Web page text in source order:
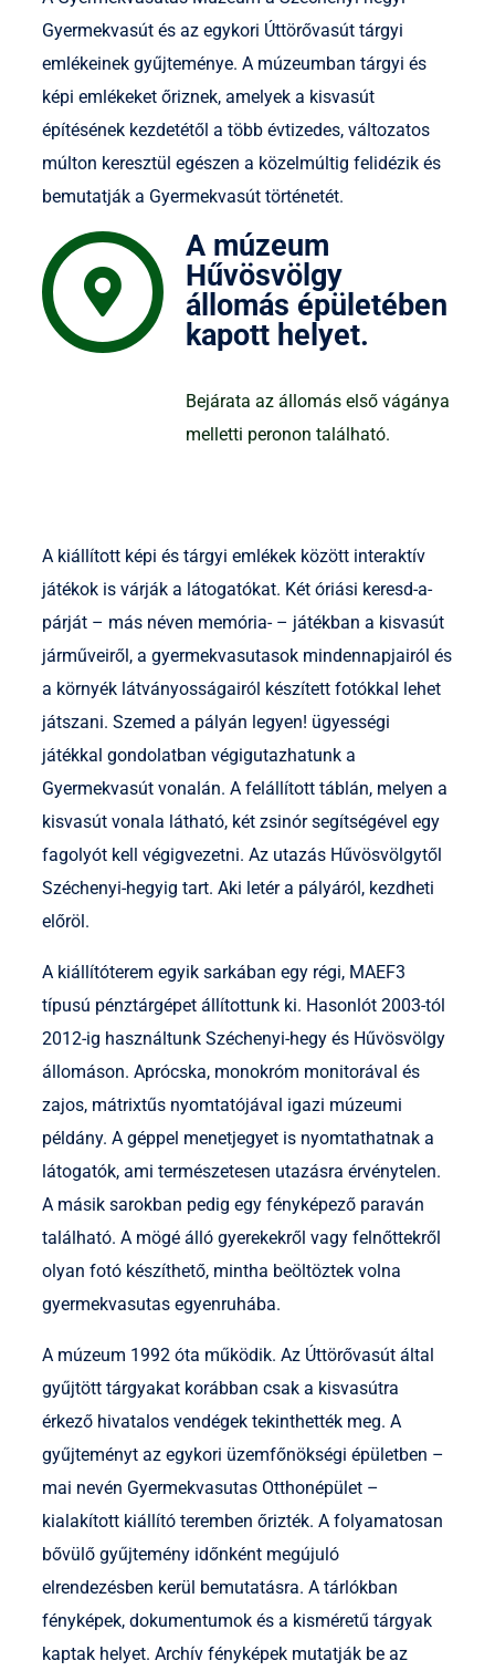
Gyermekvasút és az egykori Úttörővasút tárgyi
emlékeinek gyűjteménye. A múzeumban tárgyi és
képi emlékeket őriznek, amelyek a kisvasút
építésének kezdetétől a több évtizedes, változatos
múlton keresztül egészen a közelmúltig felidézik és
bemutatják a Gyermekvasút történetét.
A múzeum
Hűvösvölgy
állomás épületében
kapott helyet.
Bejárata az állomás első vágánya
melletti peronon található.
A kiállított képi és tárgyi emlékek között interaktív
játékok is várják a látogatókat. Két óriási keresd-a-
párját – más néven memória- – játékban a kisvasút
járműveiről, a gyermekvasutasok mindennapjairól és
a környék látványosságairól készített fotókkal lehet
játszani. Szemed a pályán legyen! ügyességi
játékkal gondolatban végigutazhatunk a
Gyermekvasút vonalán. A felállított táblán, melyen a
kisvasút vonala látható, két zsinór segítségével egy
fagolyót kell végigvezetni. Az utazás Hűvösvölgytől
Széchenyi-hegyig tart. Aki letér a pályáról, kezdheti
előröl.
A kiállítóterem egyik sarkában egy régi, MAEF3
típusú pénztárgépet állítottunk ki. Hasonlót 2003-tól
2012-ig használtunk Széchenyi-hegy és Hűvösvölgy
állomáson. Aprócska, monokróm monitorával és
zajos, mátrixtűs nyomtatójával igazi múzeumi
példány. A géppel menetjegyet is nyomtathatnak a
látogatók, ami természetesen utazásra érvénytelen.
A másik sarokban pedig egy fényképező paraván
található. A mögé álló gyerekekről vagy felnőttekről
olyan fotó készíthető, mintha beöltöztek volna
gyermekvasutas egyenruhába.
A múzeum 1992 óta működik. Az Úttörővasút által
gyűjtött tárgyakat korábban csak a kisvasútra
érkező hivatalos vendégek tekinthették meg. A
gyűjteményt az egykori üzemfőnökségi épületben –
mai nevén Gyermekvasutas Otthonépület –
kialakított kiállító teremben őrizték. A folyamatosan
bővülő gyűjtemény időnként megújuló
elrendezésben kerül bemutatásra. A tárlókban
fényképek, dokumentumok és a kisméretű tárgyak
kaptak helyet. Archív fényképek mutatják be az